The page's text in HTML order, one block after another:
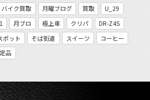
バイク買取 月曜ブログ 買取
U_29
月ブロ 極上車 クリパ
DR-Z4S
ポット そば街道 スイーツ
コーヒー
品